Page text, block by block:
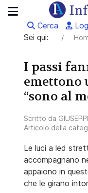
Cerca
Sei qui:
I passi
emettono
“sono al
Scritto da
Articolo della
Le luci a led
accompagnano
appaiono in
che le girano